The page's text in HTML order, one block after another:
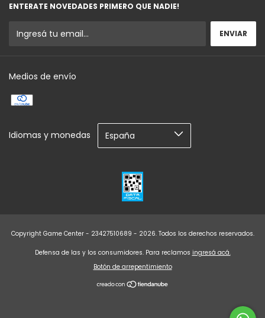
ENTERATE NOVEDADES PRIMERO QUE NADIE!
Medios de envío
Idiomas y monedas
Copyright Game Center - 23427510689 - 2026. Todos los derechos reservados.
Defensa de las y los consumidores. Para reclamos ingresá acá.
Botón de arrepentimiento